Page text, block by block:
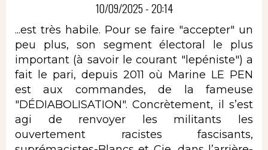
10/09/2025 - 20:14
...est très habile. Pour se faire "accepter" un
peu plus, son segment électoral le plus
important (à savoir le courant "lepéniste") a
fait le pari, depuis 2011 où Marine LE PEN
est aux commandes, de la fameuse
"DÉDIABOLISATION". Concrètement, il s’est
agi de renvoyer les militants les
ouvertement racistes fascisants,